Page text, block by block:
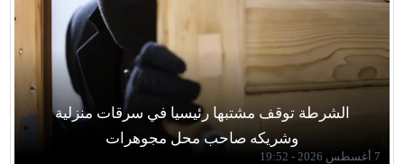
الشرطة توقف مشتبها رئيسيا في سرقات منزلية
وشريكه صاحب محل مجوهرات
7 أغسطس 2026 - 19:52